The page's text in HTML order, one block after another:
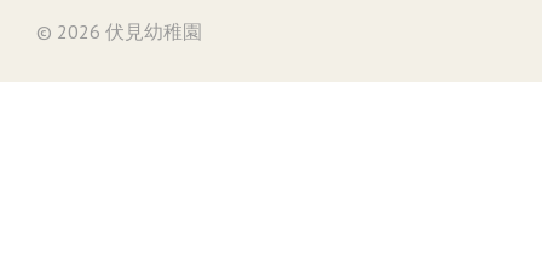
© 2026 伏見幼稚園